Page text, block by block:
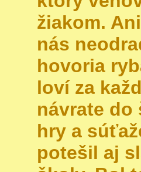
žiakom.
nás
hovoria
loví za
návrate
hry a
potešil aj